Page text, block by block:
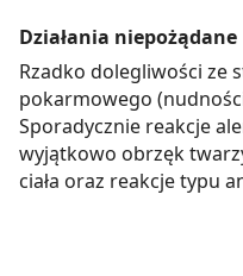
Działania niepożądane
Rzadko dolegliwości ze
pokarmowego
Sporadycznie reakcje
wyjątkowo obrzęk
ciała oraz reakcje typu